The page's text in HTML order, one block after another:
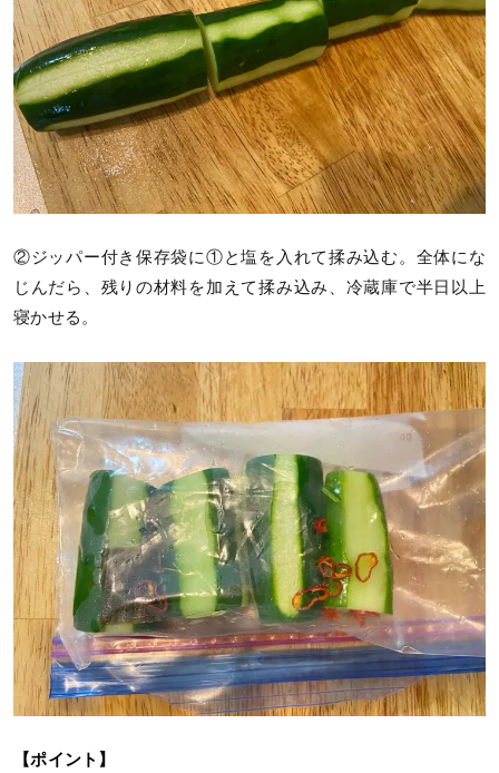
②ジッパー付き保存袋に①と塩を入れて揉み込む。全体にな
じんだら、残りの材料を加えて揉み込み、冷蔵庫で半日以上
寝かせる。
【ポイント】